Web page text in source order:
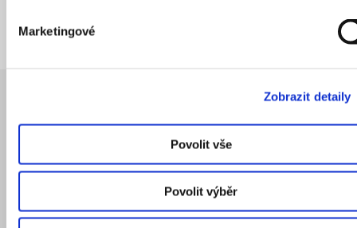
Marketingové
Zobrazit detaily
Povolit vše
Povolit výběr
Autoři
MZ